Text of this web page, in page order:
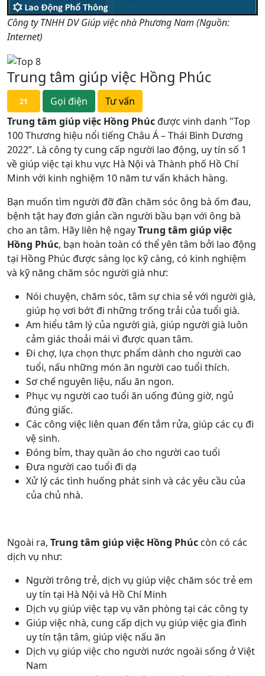
Công ty TNHH DV Giúp việc nhà Phương Nam (Nguồn:
Internet)
Trung tâm giúp việc Hồng Phúc
21 Gọi điện
Tư vấn
Trung tâm giúp việc Hồng Phúcđược vinh danh "Top
100 Thương hiệu nổi tiếng Châu Á – Thái Bình Dương
2022”. Là công ty cung cấp người lao động, uy tín số 1
về giúp việc tại khu vực Hà Nội và Thành phố Hồ Chí
Minh với kinh nghiệm 10 năm tư vấn khách hàng.
Bạn muốn tìm người đỡ đần chăm sóc ông bà ốm đau,
bệnh tật hay đơn giản cần người bầu bạn với ông bà
cho an tâm. Hãy liên hệ ngayTrung tâm giúp việc
Hồng Phúc, bạn hoàn toàn có thể yên tâm bởi lao động
tại Hồng Phúc được sàng lọc kỹ càng, có kinh nghiệm
và kỹ năng chăm sóc người già như:
Nói chuyện, chăm sóc, tâm sự chia sẻ với người già,
giúp họ vơi bớt đi những trống trải của tuổi già.
Am hiểu tâm lý của người già, giúp người già luôn
cảm giác thoải mái vì được quan tâm.
Đi chợ, lựa chọn thực phẩm dành cho người cao
tuổi, nấu những món ăn người cao tuổi thích.
Sơ chế nguyên liệu, nấu ăn ngon.
Phục vụ người cao tuổi ăn uống đúng giờ, ngủ
đúng giấc.
Các công việc liên quan đến tắm rửa, giúp các cụ đi
vệ sinh.
Đóng bỉm, thay quần áo cho người cao tuổi
Đưa người cao tuổi đi dạ
Xử lý các tình huống phát sinh và các yêu cầu của
của chủ nhà.
Ngoài ra, Trung tâm giúp việc Hồng Phúc còn có các
dịch vụ như:
Người trông trẻ, dịch vụ giúp việc chăm sóc trẻ em
uy tín tại Hà Nội và Hồ Chí Minh
Dịch vụ giúp việc tạp vụ văn phòng tại các công ty
Giúp việc nhà, cung cấp dịch vụ giúp việc gia đình
uy tín tận tâm, giúp việc nấu ăn
Dịch vụ giúp việc cho người nước ngoài sống ở Việt
Nam